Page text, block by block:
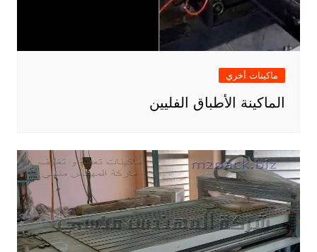
ماكينات أخري
الماكينة الأطباق الفليين